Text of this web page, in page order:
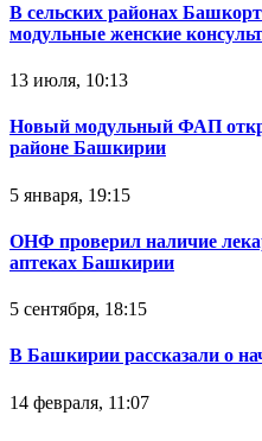
В сельских районах
модульные женские
13 июля, 10:13
Новый модульный ФАП
районе Башкирии
5 января, 19:15
ОНФ проверил наличие
аптеках Башкирии
5 сентября, 18:15
В Башкирии рассказали о
14 февраля, 11:07